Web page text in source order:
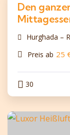
Den
Hurghada –
Preis ab 25
30